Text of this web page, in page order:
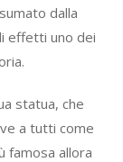
dalla
effetti uno dei
statua, che
a tutti come
famosa allora